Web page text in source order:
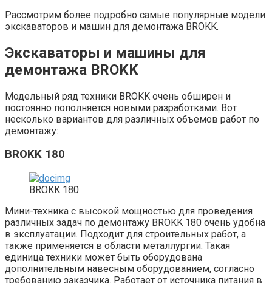
Рассмотрим более подробно самые популярные модели
экскаваторов и машин для демонтажа BROKK.
Экскаваторы и машины для
демонтажа BROKK
Модельный ряд техники BROKK очень обширен и
постоянно пополняется новыми разработками. Вот
несколько вариантов для различных объемов работ по
демонтажу:
BROKK 180
BROKK 180
Мини-техника с высокой мощностью для проведения
различных задач по демонтажу BROKK 180 очень удобна
в эксплуатации. Подходит для строительных работ, а
также применяется в области металлургии. Такая
единица техники может быть оборудована
дополнительным навесным оборудованием, согласно
требованию заказчика. Работает от источника питания в